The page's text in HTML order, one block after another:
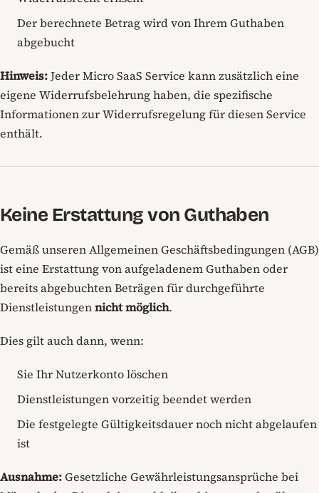
Der berechnete Betrag wird von Ihrem Guthaben
abgebucht
Hinweis:Jeder Micro SaaS Service kann zusätzlich eine
eigene Widerrufsbelehrung haben, die spezifische
Informationen zur Widerrufsregelung für diesen Service
enthält.
Keine Erstattung von Guthaben
Gemäß unseren Allgemeinen Geschäftsbedingungen (AGB)
ist eine Erstattung von aufgeladenem Guthaben oder
bereits abgebuchten Beträgen für durchgeführte
Dienstleistungennicht möglich.
Dies gilt auch dann, wenn:
Sie Ihr Nutzerkonto löschen
Dienstleistungen vorzeitig beendet werden
Die festgelegte Gültigkeitsdauer noch nicht abgelaufen
ist
Ausnahme:Gesetzliche Gewährleistungsansprüche bei